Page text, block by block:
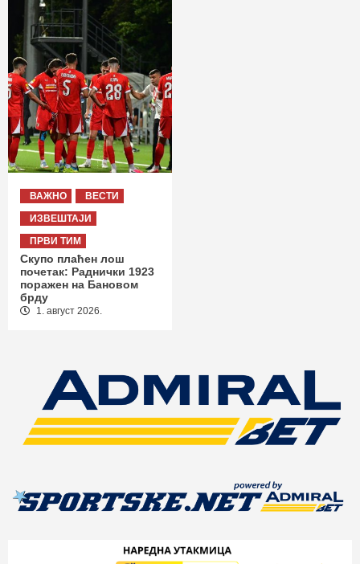
ВАЖНО
ВЕСТИ
ИЗВЕШТАЈИ
ПРВИ ТИМ
Скупо плаћен лош
почетак: Раднички 1923
поражен на Бановом
брду
1. август 2026.